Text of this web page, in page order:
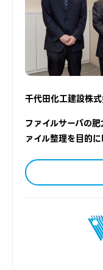
千代田化工建設株
ファイルサーバの
ァイル整理を目的